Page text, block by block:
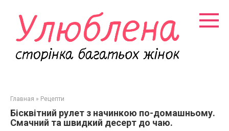
контенту
Главная » Рецепти
Бісквітний рулет з начинкою по-домашньому.
Смачний та швидкий десерт до чаю.